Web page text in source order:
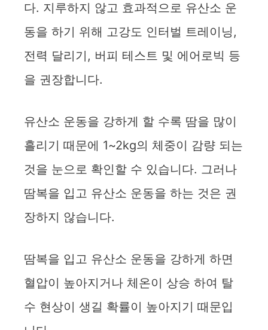
다. 지루하지 않고 효과적으로 유산소 운
동을 하기 위해 고강도 인터벌 트레이닝,
전력 달리기, 버피 테스트 및 에어로빅 등
을 권장합니다.
유산소 운동을 강하게 할 수록 땀을 많이
흘리기 때문에 1~2kg의 체중이 감량 되는
것을 눈으로 확인할 수 있습니다. 그러나
땀복을 입고 유산소 운동을 하는 것은 권
장하지 않습니다.
땀복을 입고 유산소 운동을 강하게 하면
혈압이 높아지거나 체온이 상승 하여 탈
수 현상이 생길 확률이 높아지기 때문입